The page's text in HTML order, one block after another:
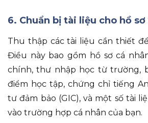
6. Chuẩn bị tài liệu cho hồ sơ
Thu thập các tài liệu cần thiết
Điều này bao gồm hồ sơ cá
chính, thư nhập học từ trường,
điểm học tập, chứng chỉ tiếng
tư đảm bảo (GIC), và một số tài
vào trường hợp cá nhân của bạn.